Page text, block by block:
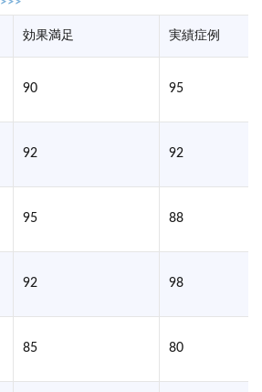
効果満足 実績症例
90 95
92 92
95 88
92 98
85 80